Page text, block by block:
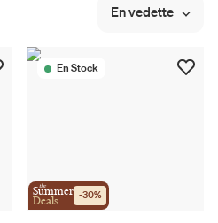
En vedette
En Stock
the
Summer
Deals -30%